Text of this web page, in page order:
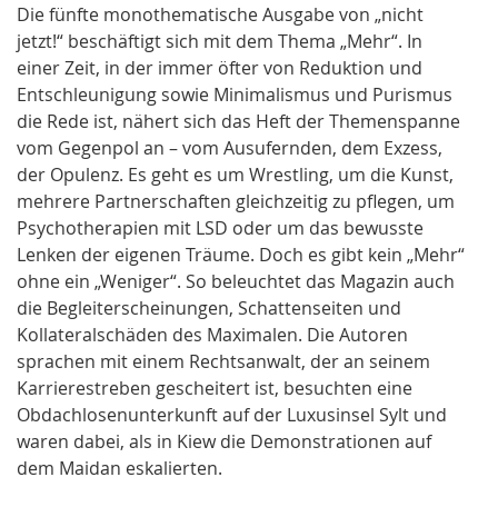
Die fünfte monothematische Ausgabe von „nicht
jetzt!“ beschäftigt sich mit dem Thema „Mehr“. In
einer Zeit, in der immer öfter von Reduktion und
Entschleunigung sowie Minimalismus und Purismus
die Rede ist, nähert sich das Heft der Themenspanne
vom Gegenpol an – vom Ausufernden, dem Exzess,
der Opulenz. Es geht es um Wrestling, um die Kunst,
mehrere Partnerschaften gleichzeitig zu pflegen, um
Psychotherapien mit LSD oder um das bewusste
Lenken der eigenen Träume. Doch es gibt kein „Mehr“
ohne ein „Weniger“. So beleuchtet das Magazin auch
die Begleiterscheinungen, Schattenseiten und
Kollateralschäden des Maximalen. Die Autoren
sprachen mit einem Rechtsanwalt, der an seinem
Karrierestreben gescheitert ist, besuchten eine
Obdachlosenunterkunft auf der Luxusinsel Sylt und
waren dabei, als in Kiew die Demonstrationen auf
dem Maidan eskalierten.